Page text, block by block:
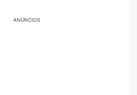
ANÚNCIOS